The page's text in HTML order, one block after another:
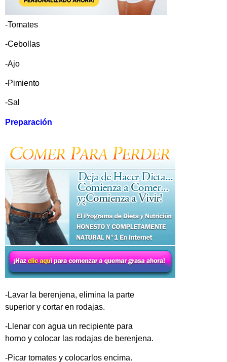
-Tomates
-Cebollas
-Ajo
-Pimiento
-Sal
Preparación
-Lavar la berenjena, elimina la parte
superior y cortar en rodajas.
-Llenar con agua un recipiente para
horno y colocar las rodajas de berenjena.
-Picar tomates y colocarlos encima.